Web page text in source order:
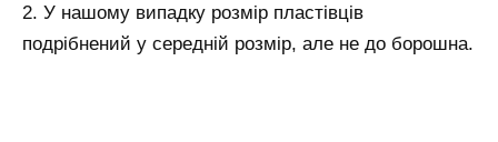
2. У нашому випадку розмір пластівців
подрібнений у середній розмір, але не до борошна.